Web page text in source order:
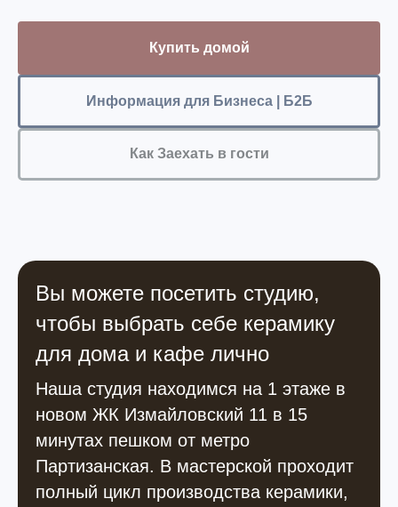
Купить домой
Информация для Бизнеса | Б2Б
Как Заехать в гости
Вы можете посетить студию,
чтобы выбрать себе керамику
для дома и кафе лично
Наша студия находимся на 1 этаже в
новом ЖК Измайловский 11 в 15
минутах пешком от метро
Партизанская. В мастерской проходит
полный цикл производства керамики,